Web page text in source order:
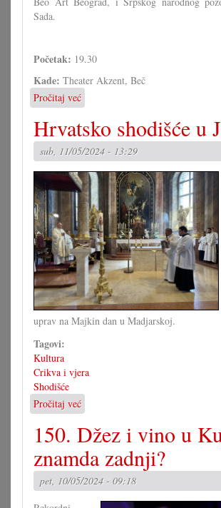
Sada.
Početak: 19.30
Kade: Theater Akzent, Beč
Pročitaj već
Predstava
igrokaza:
„Lutka
sa
kreveta
#21"
Hrvatsko shodišće u
sub, 11/05/2024 - 13:29
uprav na Majkin dan u Madjarskoj.
Tagovi:
Kultura
Crikva i vjera
Shodišće
Pročitaj već
Hrvatsko
shodišće
u
Juri
150. Džez i vino u
znamda zadnji?
pet, 10/05/2024 - 09:18